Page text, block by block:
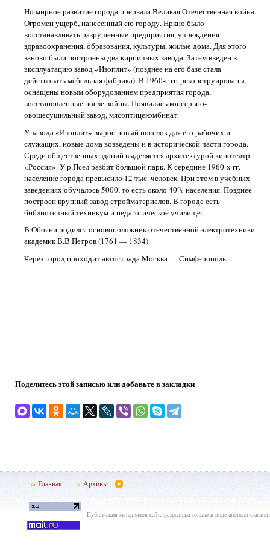
Но мирное развитие города прервала Великая Отечественная война.
Огромен ущерб, нанесенный ею городу. Нркно было
восстанавливать разрушенные предприятия, учреждения
здравоохранения, образования, культуры, жилые дома. Для этого
заново были построены два кирпичных завода. Затем введен в
эксплуатацию завод «Изоплит» (позднее на его базе стала
действовать мебельная фабрика). В 1960-е гг. реконструированы,
оснащены новым оборудованием предприятия города,
восстановленные после войны. Появились консервно-
овощесушильный завод, мясоптицекомбинат.
У завода «Изоплит» вырос новый поселок для его рабочих и
служащих, новые дома возведены и в исторической части города.
Среди общественных зданий выделяется архитектурой кинотеатр
«Россия». У р.Псел разбит большой парк. К середине 1960-х гг.
население города превысило 12 тыс. человек. При этом в учебных
заведениях обучалось 5000, то есть около 40% населения. Позднее
построен крупный завод стройматериалов. В городе есть
библиотечный техникум и педагогическое училище.
В Обояни родился основоположник отечественной электротехники
академик В.В.Петров (1761 — 1834).
Через город проходит автострада Москва — Симферополь.
Поделитесь этой записью или добавьте в закладки
Главная Архивы
Публикация материалов сайта разрешена только в виде анонсов с